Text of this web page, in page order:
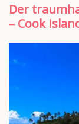
Der
– Cook